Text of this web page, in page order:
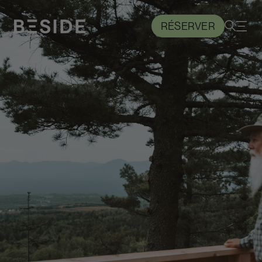
RÉSERVER